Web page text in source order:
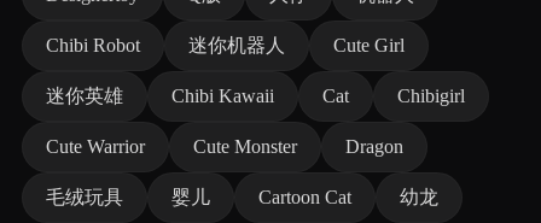
Chibi Robot 迷你机器人 Cute Girl
迷你英雄 Chibi Kawaii Cat Chibigirl
Cute Warrior Cute Monster Dragon
毛绒玩具 婴儿 Cartoon Cat 幼龙